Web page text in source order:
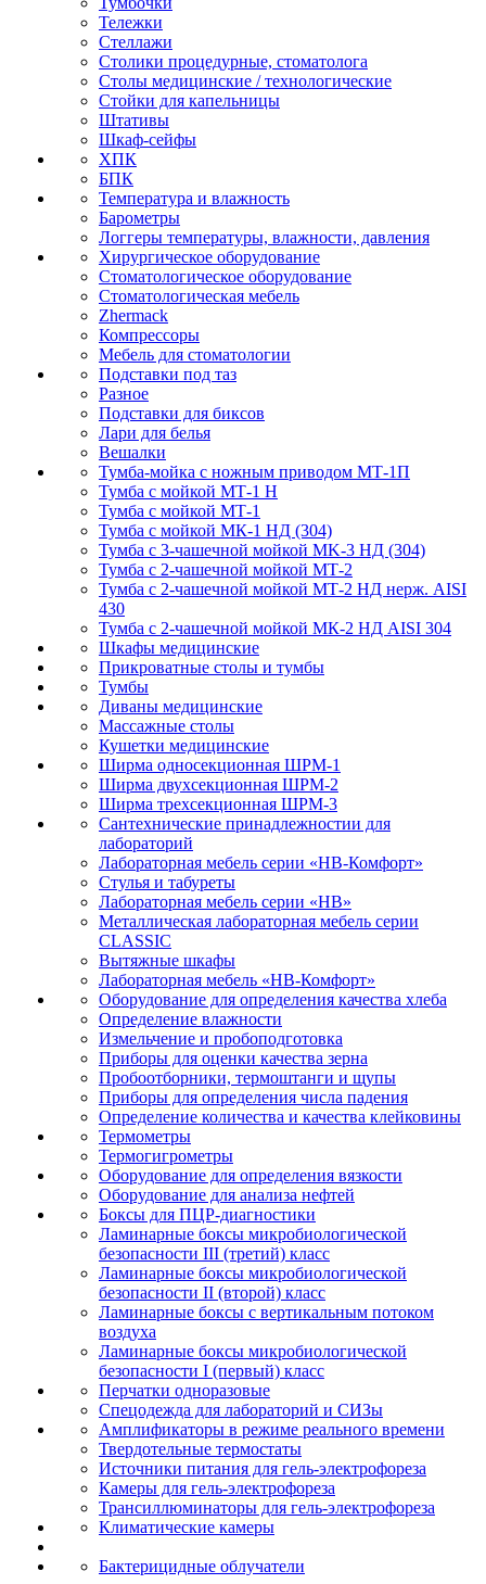
Тележки
Стеллажи
Столики процедурные, стоматолога
Столы медицинские / технологические
Стойки для капельницы
Штативы
Шкаф-сейфы
ХПК
БПК
Температура и влажность
Барометры
Логгеры температуры, влажности, давления
Хирургическое оборудование
Стоматологическое оборудование
Стоматологическая мебель
Zhermack
Компрессоры
Мебель для стоматологии
Подставки под таз
Разное
Подставки для биксов
Лари для белья
Вешалки
Тумба-мойка с ножным приводом МТ-1П
Тумба с мойкой МТ-1 Н
Тумба с мойкой МТ-1
Тумба с мойкой МК-1 НД (304)
Тумба с 3-чашечной мойкой МK-3 НД (304)
Тумба с 2-чашечной мойкой МТ-2
Тумба с 2-чашечной мойкой МТ-2 НД нерж. AISI
430
Тумба с 2-чашечной мойкой МК-2 НД AISI 304
Шкафы медицинские
Прикроватные столы и тумбы
Тумбы
Диваны медицинские
Массажные столы
Кушетки медицинские
Ширма односекционная ШРМ-1
Ширма двухсекционная ШРМ-2
Ширма трехсекционная ШРМ-3
Сантехнические принадлежностии для
лабораторий
Лабораторная мебель серии «НВ-Комфорт»
Стулья и табуреты
Лабораторная мебель серии «НВ»
Металлическая лабораторная мебель серии
CLASSIC
Вытяжные шкафы
Лабораторная мебель «НВ-Комфорт»
Оборудование для определения качества хлеба
Определение влажности
Измельчение и пробоподготовка
Приборы для оценки качества зерна
Пробоотборники, термоштанги и щупы
Приборы для определения числа падения
Определение количества и качества клейковины
Термометры
Термогигрометры
Оборудование для определения вязкости
Оборудование для анализа нефтей
Боксы для ПЦР-диагностики
Ламинарные боксы микробиологической
безопасности III (третий) класс
Ламинарные боксы микробиологической
безопасности II (второй) класс
Ламинарные боксы с вертикальным потоком
воздуха
Ламинарные боксы микробиологической
безопасности I (первый) класс
Перчатки одноразовые
Спецодежда для лабораторий и СИЗы
Амплификаторы в режиме реального времени
Твердотельные термостаты
Источники питания для гель-электрофореза
Камеры для гель-электрофореза
Трансиллюминаторы для гель-электрофореза
Климатические камеры
Бактерицидные облучатели